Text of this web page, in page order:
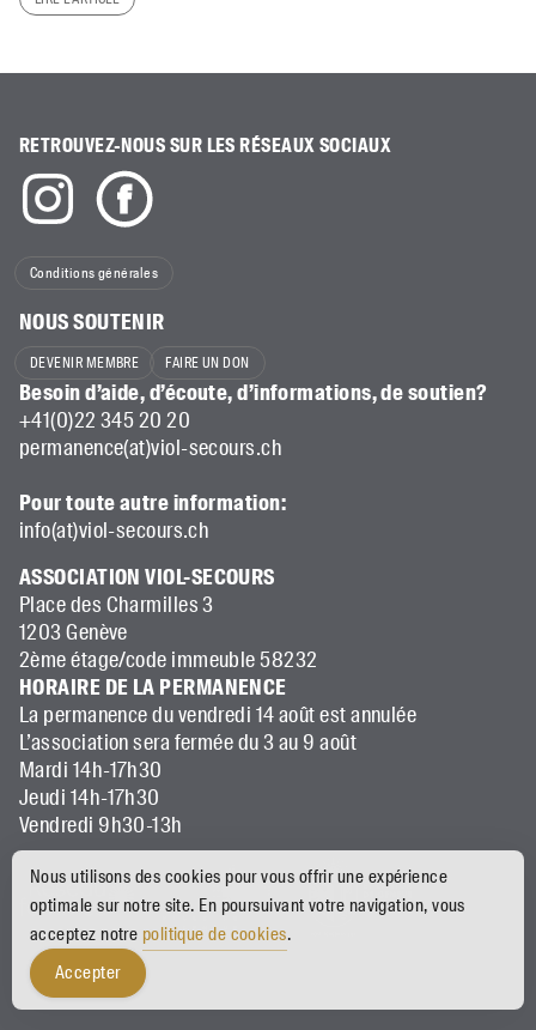
RETROUVEZ-NOUS SUR LES RÉSEAUX SOCIAUX
Conditions générales
NOUS SOUTENIR
DEVENIR MEMBRE FAIRE UN DON
Besoin d’aide, d’écoute, d’informations, de soutien?
+41(0)22 345 20 20
permanence(at)viol-secours.ch
Pour toute autre information:
info(at)viol-secours.ch
ASSOCIATION VIOL-SECOURS
Place des Charmilles 3
1203 Genève
2ème étage/code immeuble 58232
HORAIRE DE LA PERMANENCE
La permanence du vendredi 14 août est annulée
L’association sera fermée du 3 au 9 août
Mardi 14h-17h30
Jeudi 14h-17h30
Vendredi 9h30-13h
made with ♡ byclaudia ndebele
Nous utilisons des cookies pour vous offrir une expérience
optimale sur notre site. En poursuivant votre navigation, vous
acceptez notre politique de cookies.
Accepter